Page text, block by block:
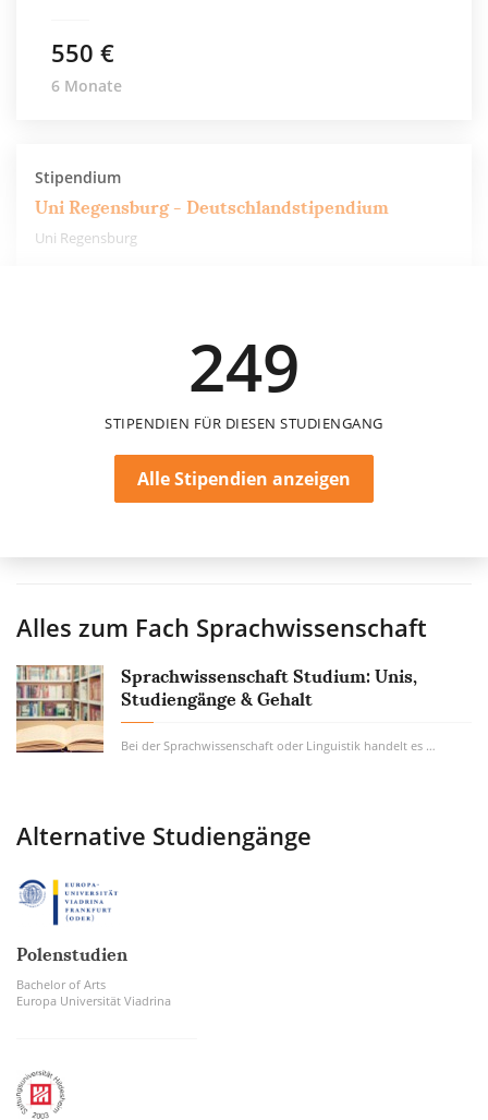
550 €
6 Monate
Stipendium
Uni Regensburg - Deutschlandstipendium
Uni Regensburg
249
STIPENDIEN FÜR DIESEN STUDIENGANG
Alle Stipendien anzeigen
Alles zum Fach Sprachwissenschaft
Sprachwissenschaft Studium: Unis,
Studiengänge & Gehalt
Bei der Sprachwissenschaft oder Linguistik handelt es sich um eine Wissenschaft, die eine...
Alternative Studiengänge
Polenstudien
Bachelor of Arts
Europa Universität Viadrina